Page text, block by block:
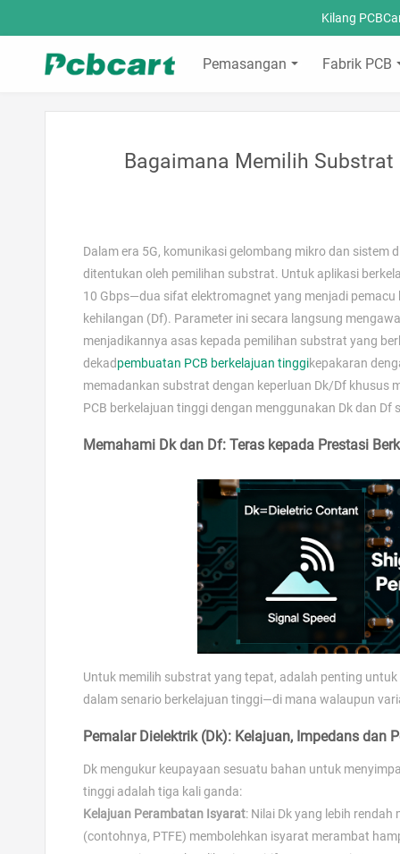
Kilang
Pemasangan Fabrik PCB
Bagaimana Memilih
Dalam era 5G, komunikasi gelombang mikro dan
ditentukan oleh pemilihan substrat. Untuk aplikasi
10 Gbps—dua sifat elektromagnet yang menjadi
kehilangan (Df). Parameter ini secara langsung
menjadikannya asas kepada pemilihan substrat yang
dekadpembuatan PCB berkelajuan tinggikepakaran
memadankan substrat dengan keperluan Dk/Df khusus
PCB berkelajuan tinggi dengan menggunakan Dk dan Df
Memahami Dk dan Df: Teras kepada Prestasi
Untuk memilih substrat yang tepat, adalah penting
dalam senario berkelajuan tinggi—di mana walaupun
Pemalar Dielektrik (Dk): Kelajuan, Impedans dan
Dk mengukur keupayaan sesuatu bahan untuk
tinggi adalah tiga kali ganda:
Kelajuan Perambatan Isyarat: Nilai Dk yang lebih
(contohnya, PTFE) membolehkan isyarat merambat